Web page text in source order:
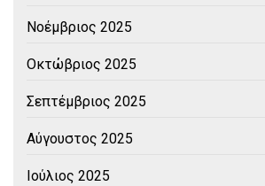
Νοέμβριος 2025
Οκτώβριος 2025
Σεπτέμβριος 2025
Αύγουστος 2025
Ιούλιος 2025